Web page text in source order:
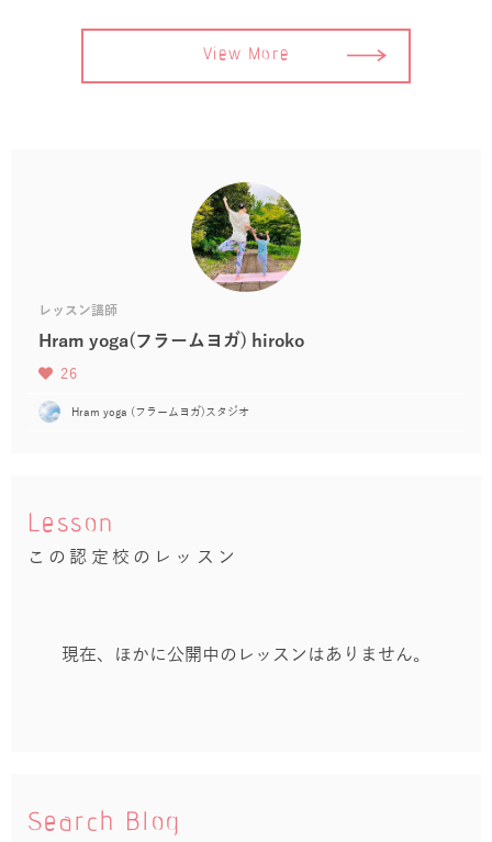
View More
レッスン講師
Hram yoga(フラームヨガ) hiroko
26
Hram yoga (フラームヨガ)スタジオ
Lesson
この認定校のレッスン
現在、ほかに公開中のレッスンはありません。
Search Blog